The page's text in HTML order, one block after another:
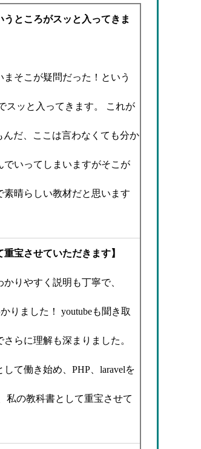
うところがスッと入ってきま
そこが疑問だった！という
スッと入ってきます。 これが
だ、ここは言わなくても分か
でいってしまいますがそこが
晴らしい教材だと思います
宝させていただきます】
りやすく説明も丁寧で、
りました！ youtubeも聞き取
らに理解も深まりました。
て働き始め、PHP、laravelを
私の教科書として重宝させて